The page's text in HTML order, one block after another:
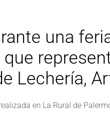
una
que
Lechería,
en La Rural de